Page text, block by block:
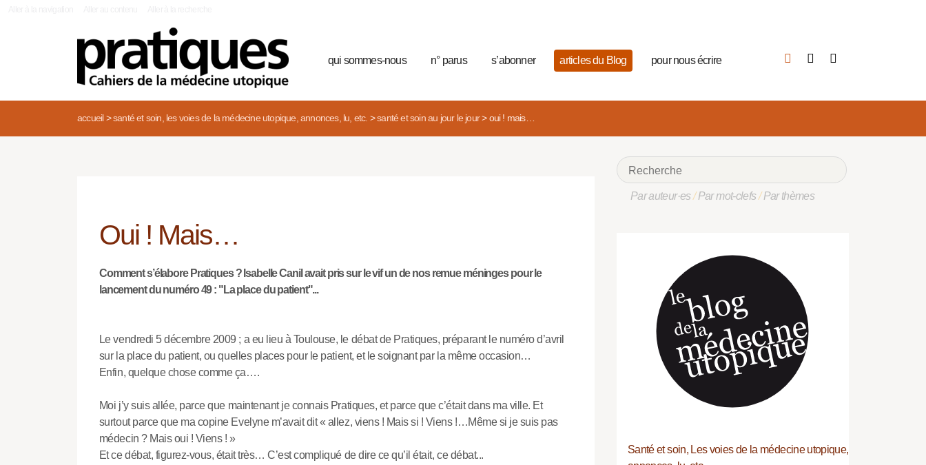
qui sommes-nous n° parus s’abonner articles du Blog pour nous écrire
accueil> santé et soin, les voies de la médecine utopique, annonces, lu, etc. > santé et soin au jour le jour> oui ! mais…
Oui ! Mais…
Comment s’élabore Pratiques ? Isabelle Canil avait pris sur le vif un de nos remue méninges pour le
lancement du numéro 49 : "La place du patient"...
Le vendredi 5 décembre 2009 ; a eu lieu à Toulouse, le débat de Pratiques, préparant le numéro d’avril
sur la place du patient, ou quelles places pour le patient, et le soignant par la même occasion…
Enfin, quelque chose comme ça….
Moi j’y suis allée, parce que maintenant je connais Pratiques, et parce que c’était dans ma ville. Et
surtout parce que ma copine Evelyne m’avait dit « allez, viens ! Mais si ! Viens !…Même si je suis pas
médecin ? Mais oui ! Viens ! »
Et ce débat, figurez-vous, était très… C’est compliqué de dire ce qu’il était, ce débat...
Par auteur·es/Par mot-clefs/Par thèmes
Santé et soin, Les voies de la médecine utopique,